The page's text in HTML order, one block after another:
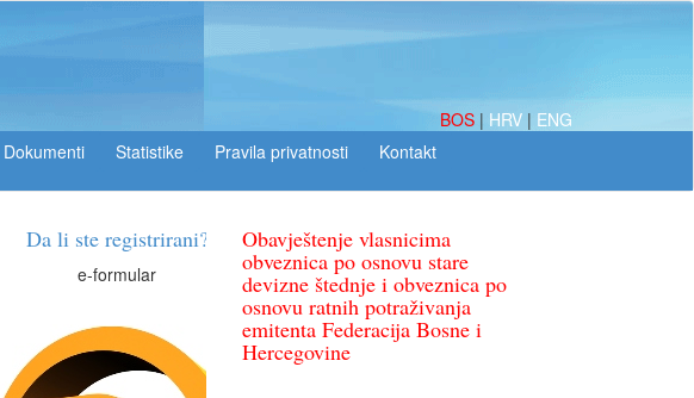
BOS | HRV | ENG
Dokumenti Statistike
Obavještenje vlasnicima
obveznica po osnovu stare
devizne štednje i obveznica po
osnovu ratnih potraživanja
emitenta Federacija Bosne i
Hercegovine